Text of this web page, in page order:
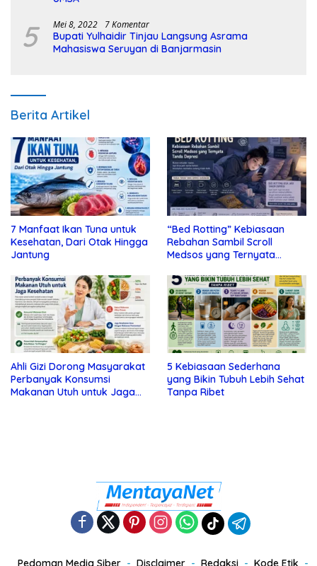
5 Mei 8, 2022 7 Komentar
Bupati Yulhaidir Tinjau Langsung Asrama
Mahasiswa Seruyan di Banjarmasin
Berita Artikel
7 Manfaat Ikan Tuna untuk
Kesehatan, Dari Otak Hingga
Jantung
“Bed Rotting” Kebiasaan
Rebahan Sambil Scroll
Medsos yang Ternyata
Ahli Gizi Dorong Masyarakat
Perbanyak Konsumsi
Makanan Utuh untuk Jaga
5 Kebiasaan Sederhana
yang Bikin Tubuh Lebih Sehat
Tanpa Ribet
Pedoman Media Siber Disclaimer Redaksi Kode Etik